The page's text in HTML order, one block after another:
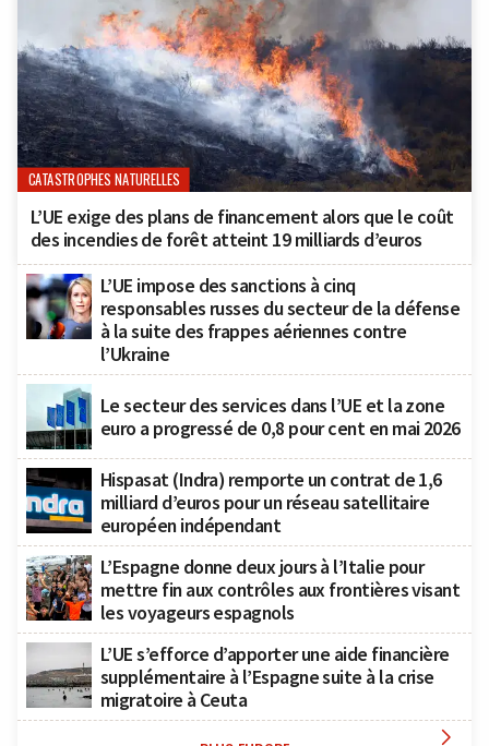
CATASTROPHES NATURELLES
L’UE exige des plans de financement alors que le coût
des incendies de forêt atteint 19 milliards d’euros
L’UE impose des sanctions à cinq
responsables russes du secteur de la défense
à la suite des frappes aériennes contre
l’Ukraine
Le secteur des services dans l’UE et la zone
euro a progressé de 0,8 pour cent en mai 2026
Hispasat (Indra) remporte un contrat de 1,6
milliard d’euros pour un réseau satellitaire
européen indépendant
L’Espagne donne deux jours à l’Italie pour
mettre fin aux contrôles aux frontières visant
les voyageurs espagnols
L’UE s’efforce d’apporter une aide financière
supplémentaire à l’Espagne suite à la crise
migratoire à Ceuta
